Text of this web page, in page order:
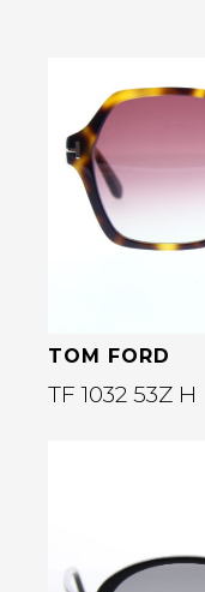
Bekijk
TOM FORD
TF 1032 53Z H